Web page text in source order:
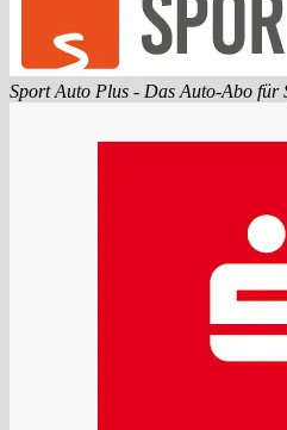
Sport Auto Plus - Das Auto-Abo für